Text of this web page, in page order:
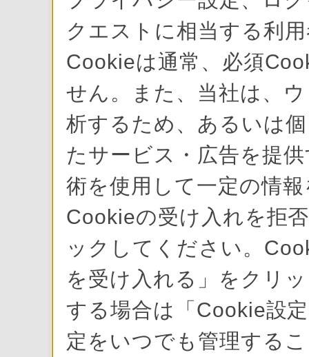
クエストに相当する利
Cookieは通常、必須
せん。また、当社は、
析するため、あるいは
たサービス・広告を提
術を使用して一定の情
Cookieの受け入れを拒
ックしてください。
を受け入れる」をクリ
する場合は「Cookie設
定をいつでも管理する